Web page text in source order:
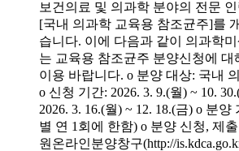
보건의료 및 의과학 분야의 전문
[국내 의과학 교육용 참조균주]를
습니다. 이에 다음과 같이 의과학
는 교육용 참조균주 분양신청에 대
이용 바랍니다. o 분양 대상: 국내
o 신청 기간: 2026. 3. 9.(월) ~ 10.
2026. 3. 16.(월) ~ 12. 18.(금) o 분
별 연 1회에 한함) o 분양 신청, 제
원온라인분양창구(http://